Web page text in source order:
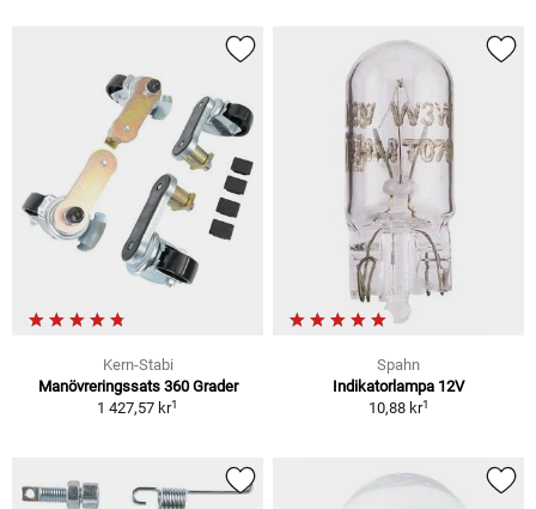
Kern-Stabi
Manövreringssats 360 Grader
1 427,57 kr1
Spahn
Indikatorlampa 12V
10,88 kr1